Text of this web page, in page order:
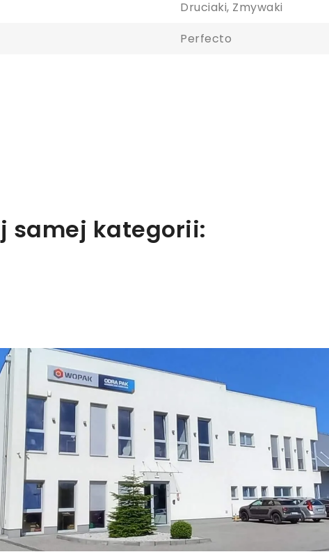
Druciaki, Zmywaki
Perfecto
samej kategorii: